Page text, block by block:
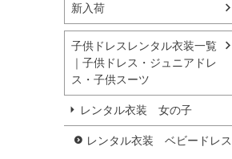
営業 10:00–18:00（完全予約制）
定休 月曜日
店舗を予約する →
新入荷
子供ドレスレンタル衣装一覧
｜子供ドレス・ジュニアドレ
ス・子供スーツ
レンタル衣装 女の子
レンタル衣装 ベビードレス